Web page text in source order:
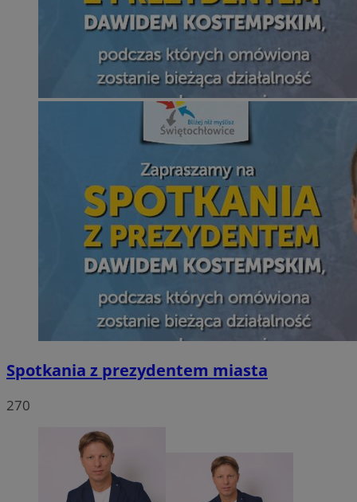
Spotkania z prezydentem miasta
270